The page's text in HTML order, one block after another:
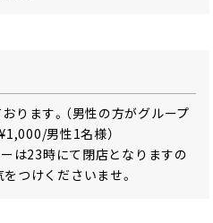
ります。（男性の方がグループ
男性1名様）
は23時にて閉店となりますの
つけくださいませ。